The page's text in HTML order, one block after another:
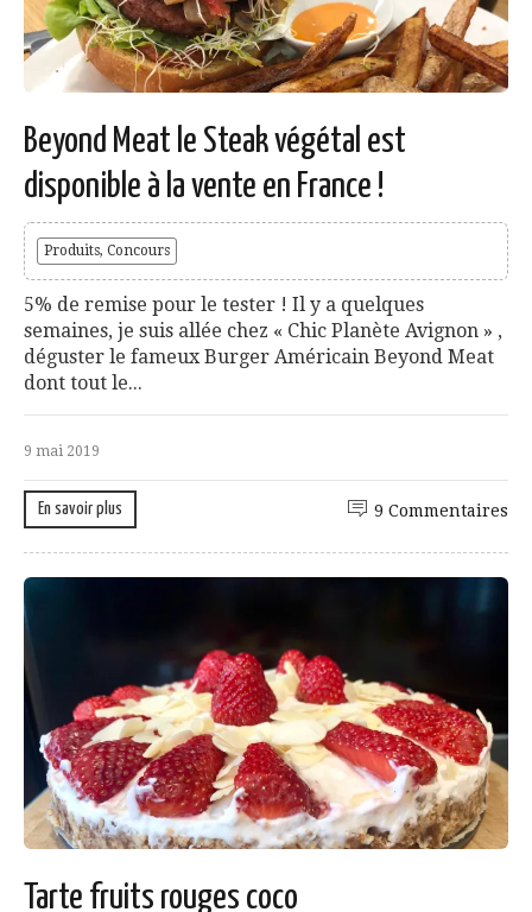
Beyond Meat le Steak végétal est
disponible à la vente en France !
Produits, Concours
5% de remise pour le tester ! Il y a quelques
semaines, je suis allée chez « Chic Planète Avignon » ,
déguster le fameux Burger Américain Beyond Meat
dont tout le...
9 mai 2019
En savoir plus 9 Commentaires
Tarte fruits rouges coco